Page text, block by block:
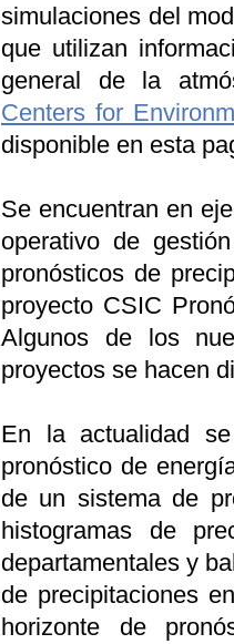
simulaciones del
que utilizan
general de la
Centers for
disponible en esta
Se encuentran en
operativo de
pronósticos de
proyecto CSIC
Algunos de los
proyectos se hacen
En la actualidad
pronóstico de
de un sistema de
histogramas de
departamentales y
de precipitaciones
horizonte de